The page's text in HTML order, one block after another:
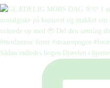
Sådan indledes bogen Djævlen i